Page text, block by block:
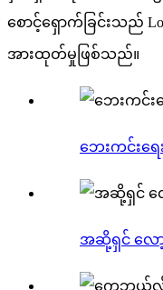
စောင့်ရှောက်ခြင်းသည်
အားထုတ်မှုဖြစ်သည်။
ဘေးကင်းရ
အဆို့ရှင် လော့